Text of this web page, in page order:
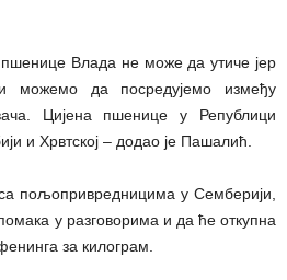
Влада не може да утиче јер
можемо да посредујемо између
Цијена пшенице у Републици
и Хрвтској – додао је Пашалић.
пољопривредницима у Семберији,
у разговорима и да ће откупна
за килограм.